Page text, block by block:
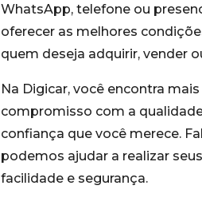
WhatsApp, telefone ou
oferecer as melhores
quem deseja adquirir, vender
Na Digicar, você encontra
compromisso com a
confiança que você merece.
podemos ajudar a realizar
facilidade e segurança.